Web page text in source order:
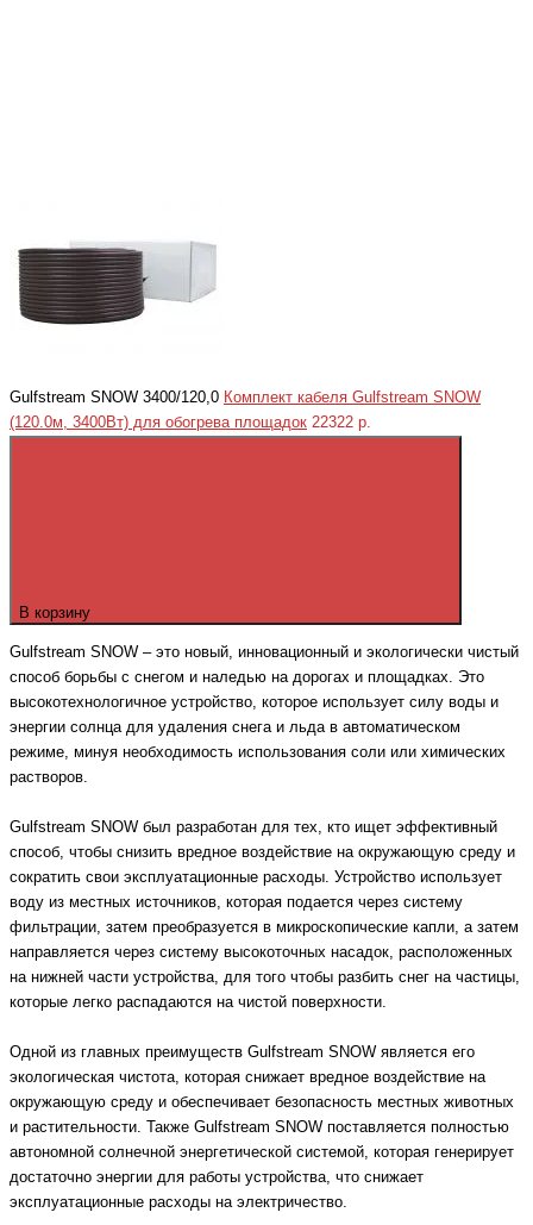
Gulfstream SNOW 3400/120,0 Комплект кабеля Gulfstream SNOW
(120.0м, 3400Вт) для обогрева площадок 22322 р.
В корзину
Gulfstream SNOW – это новый, инновационный и экологически чистый
способ борьбы с снегом и наледью на дорогах и площадках. Это
высокотехнологичное устройство, которое использует силу воды и
энергии солнца для удаления снега и льда в автоматическом
режиме, минуя необходимость использования соли или химических
растворов.
Gulfstream SNOW был разработан для тех, кто ищет эффективный
способ, чтобы снизить вредное воздействие на окружающую среду и
сократить свои эксплуатационные расходы. Устройство использует
воду из местных источников, которая подается через систему
фильтрации, затем преобразуется в микроскопические капли, а затем
направляется через систему высокоточных насадок, расположенных
на нижней части устройства, для того чтобы разбить снег на частицы,
которые легко распадаются на чистой поверхности.
Одной из главных преимуществ Gulfstream SNOW является его
экологическая чистота, которая снижает вредное воздействие на
окружающую среду и обеспечивает безопасность местных животных
и растительности. Также Gulfstream SNOW поставляется полностью
автономной солнечной энергетической системой, которая генерирует
достаточно энергии для работы устройства, что снижает
эксплуатационные расходы на электричество.